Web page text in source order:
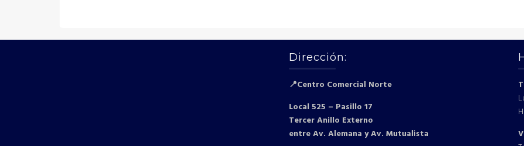
Dirección:
📍Centro Comercial Norte
Local 525 – Pasillo 17
Tercer Anillo Externo
entre Av. Alemana y Av. Mutualista